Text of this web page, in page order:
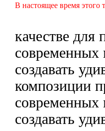
В настоящее время этого
качестве для
современных
создавать
композиции
современных
создавать